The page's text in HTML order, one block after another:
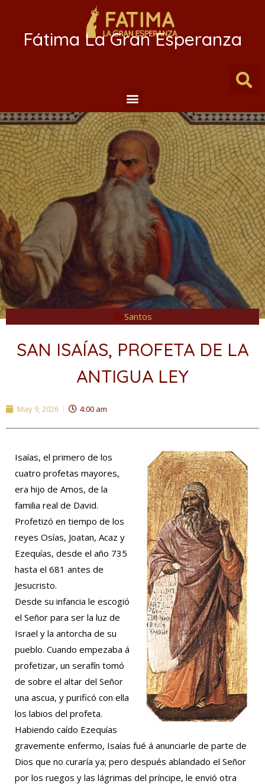
Fátima La Gran Esperanza
Santos
SAN ISAÍAS, PROFETA DE LA
ANTIGUA LEY
May 9, 2026 4:00 am
Isaías, el primero de los
cuatro profetas mayores,
era hijo de Amos, de la
familia real de David.
Profetizó en tiempo de los
reyes Osías, Joatan, Acaz y
Ezequías, desde el año 735
hasta el 681 antes de
Jesucristo.
Desde su infancia le escogió
el Señor para ser la luz de
Israel y la antorcha de su
pueblo. Cuando empezaba á
profetizar, un serafín tomó
de sobre el altar del Señor
una ascua, y purificó con ella
los labios del profeta.
Habiendo caído Ezequías
gravemente enfermo, Isaías fué á anunciarle de parte de
Dios que no curaría ya; pero después ablandado el Señor
por los ruegos y las lágrimas del príncipe, le envió otra